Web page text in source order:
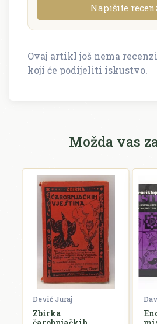
Napišite
Napišite recenziju
E-mail se ne prikazuje javno.
Ocjena *
Komentar *
Ovaj artikl još nema
koji će podijeliti iskustvo.
Možda vas
Dević Juraj
Zbirka